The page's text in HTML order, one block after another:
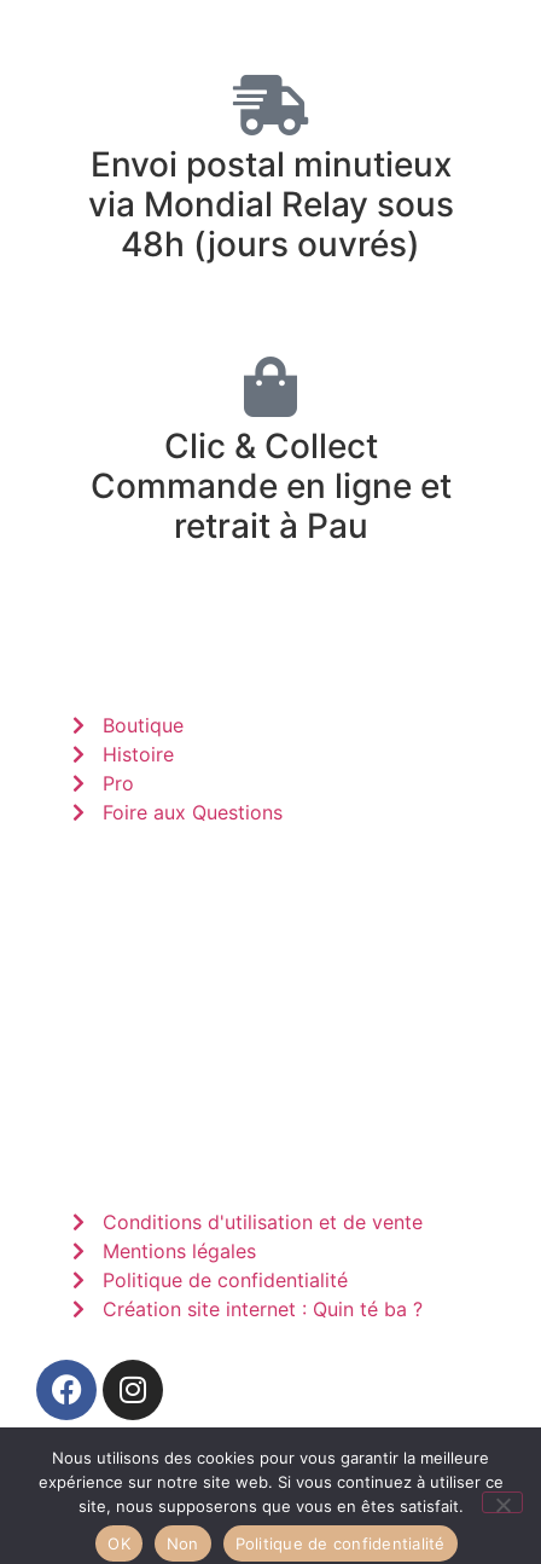
Envoi postal minutieux
via Mondial Relay sous
48h (jours ouvrés)
Clic & Collect
Commande en ligne et
retrait à Pau
Boutique
Histoire
Pro
Foire aux Questions
Conditions d'utilisation et de vente
Mentions légales
Politique de confidentialité
Création site internet : Quin té ba ?
Nous utilisons des cookies pour vous garantir la meilleure
expérience sur notre site web. Si vous continuez à utiliser ce
site, nous supposerons que vous en êtes satisfait.
OK
Non Politique de confidentialité